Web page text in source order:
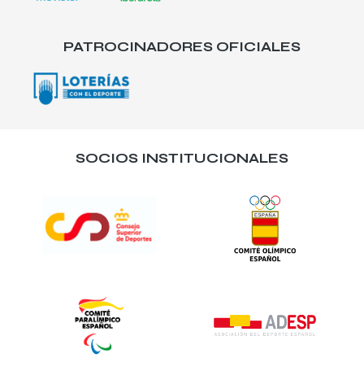
PATROCINADORES OFICIALES
SOCIOS INSTITUCIONALES